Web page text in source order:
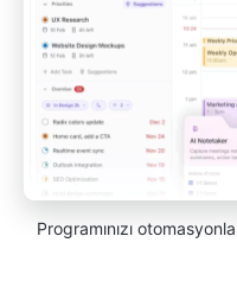
Programınızı